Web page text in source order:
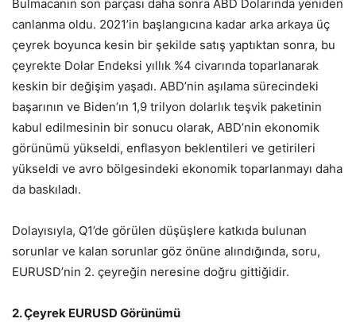
Bulmacanın son parçası daha sonra ABD Dolarında yeniden
canlanma oldu. 2021’in başlangıcına kadar arka arkaya üç
çeyrek boyunca kesin bir şekilde satış yaptıktan sonra, bu
çeyrekte Dolar Endeksi yıllık %4 civarında toparlanarak
keskin bir değişim yaşadı. ABD’nin aşılama sürecindeki
başarının ve Biden’ın 1,9 trilyon dolarlık teşvik paketinin
kabul edilmesinin bir sonucu olarak, ABD’nin ekonomik
görünümü yükseldi, enflasyon beklentileri ve getirileri
yükseldi ve avro bölgesindeki ekonomik toparlanmayı daha
da baskıladı.
Dolayısıyla, Q1’de görülen düşüşlere katkıda bulunan
sorunlar ve kalan sorunlar göz önüne alındığında, soru,
EURUSD’nin 2. çeyreğin neresine doğru gittiğidir.
2. Çeyrek EURUSD Görünümü